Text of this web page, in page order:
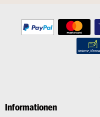
Informationen